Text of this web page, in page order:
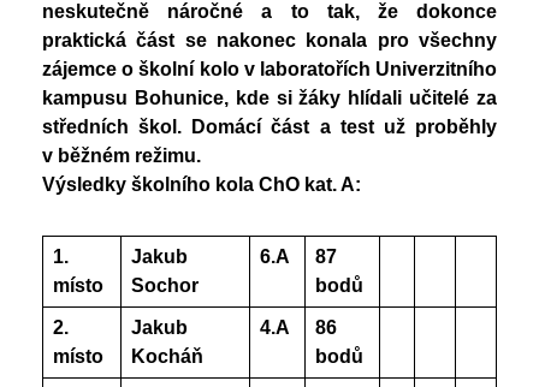
Křenka Hub
DofE
Historie školy
neskutečně náročné a to tak, že dokonce
praktická část se nakonec konala pro všechny
zájemce o školní kolo v laboratořích Univerzitního
kampusu Bohunice, kde si žáky hlídali učitelé za
středních škol. Domácí část a test už proběhly
v běžném režimu.
Výsledky školního kola ChO kat. A:
1.
místo
Jakub
Sochor
6.A
87
bodů
2.
místo
Jakub
Kocháň
4.A
86
bodů